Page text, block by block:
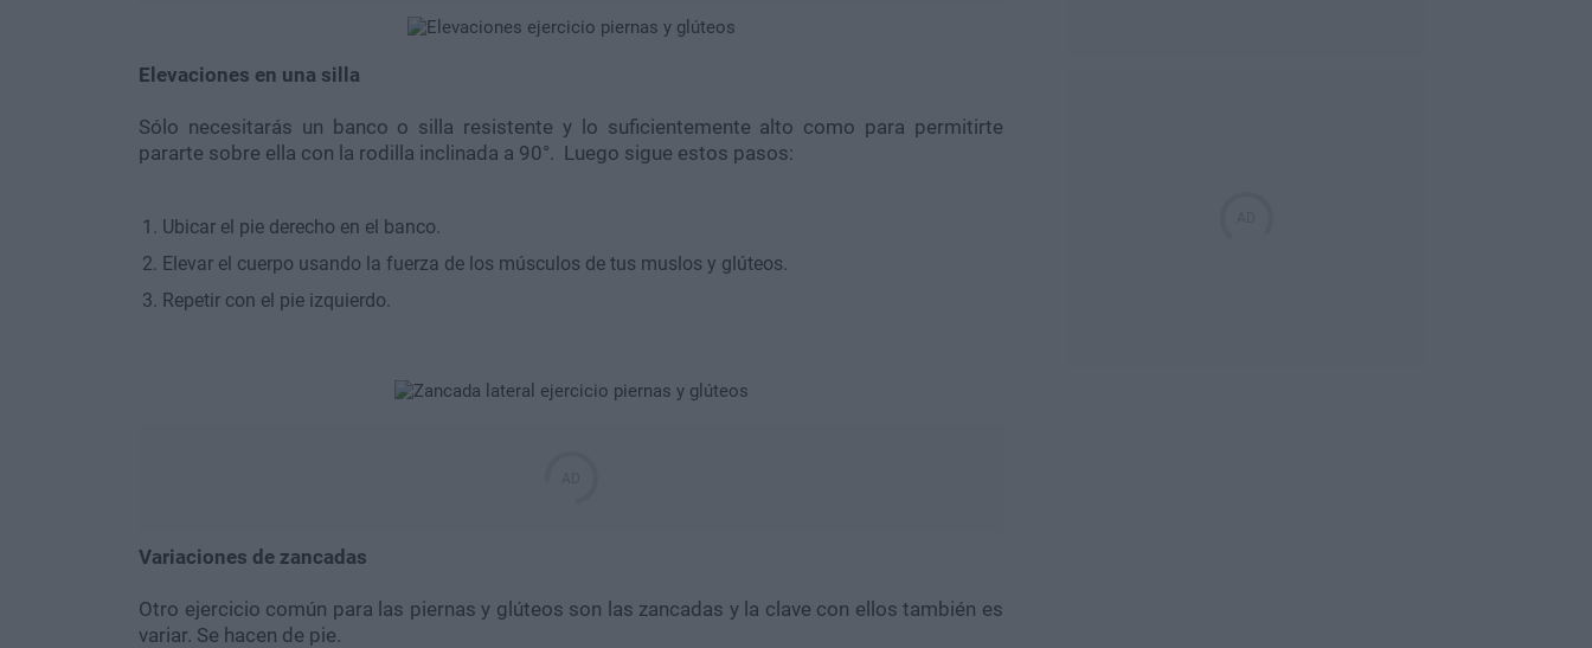
Elevaciones en una silla
Sólo necesitarás un banco o silla resistente y lo suficientemente alto como para permitirte
pararte sobre ella con la rodilla inclinada a 90°. Luego sigue estos pasos:
Ubicar el pie derecho en el banco.
Elevar el cuerpo usando la fuerza de los músculos de tus muslos y glúteos.
Repetir con el pie izquierdo.
Variaciones de zancadas
Otro ejercicio común para las piernas y glúteos son las zancadas y la clave con ellos también es
variar. Se hacen de pie.